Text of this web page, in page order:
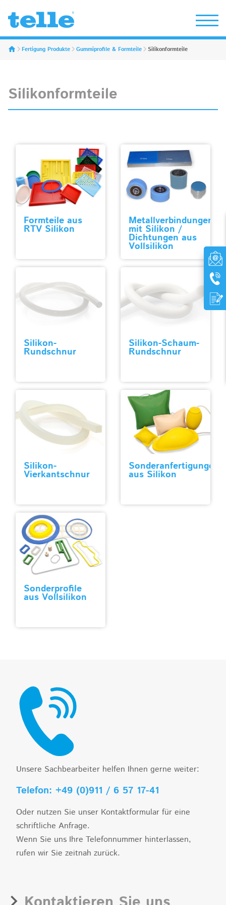
Erwin Telle GmbH
Fertigung Produkte Gummiprofile & Formteile Silikonformteile
Silikonformteile
Formteile aus
RTV Silikon
Metallverbindungen
mit Silikon /
Dichtungen aus
Vollsilikon
Silikon-
Rundschnur
Silikon-Schaum-
Rundschnur
Silikon-
Vierkantschnur
Sonderanfertigungen
aus Silikon
Sonderprofile
aus Vollsilikon
Unsere Sachbearbeiter helfen Ihnen gerne weiter:
Telefon: +49 (0)911 / 6 57 17-41
Oder nutzen Sie unser Kontaktformular für eine
schriftliche Anfrage.
Wenn Sie uns Ihre Telefonnummer hinterlassen,
rufen wir Sie zeitnah zurück.